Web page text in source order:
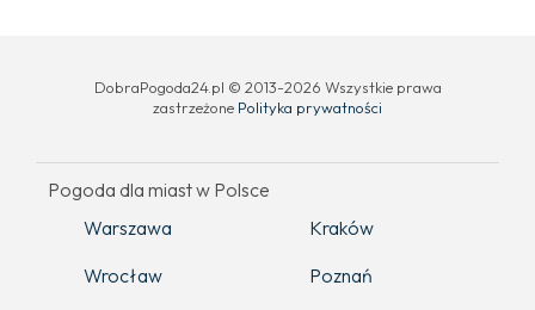
DobraPogoda24.pl © 2013-2026 Wszystkie prawa
zastrzeżone Polityka prywatności
Pogoda dla miast w Polsce
Warszawa
Kraków
Wrocław
Poznań